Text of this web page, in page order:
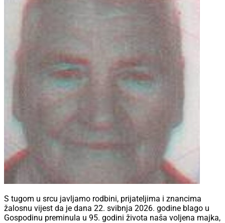
S tugom u srcu javljamo rodbini, prijateljima i znancima
žalosnu vijest da je dana 22. svibnja 2026. godine blago u
Gospodinu preminula u 95. godini života naša voljena majka,